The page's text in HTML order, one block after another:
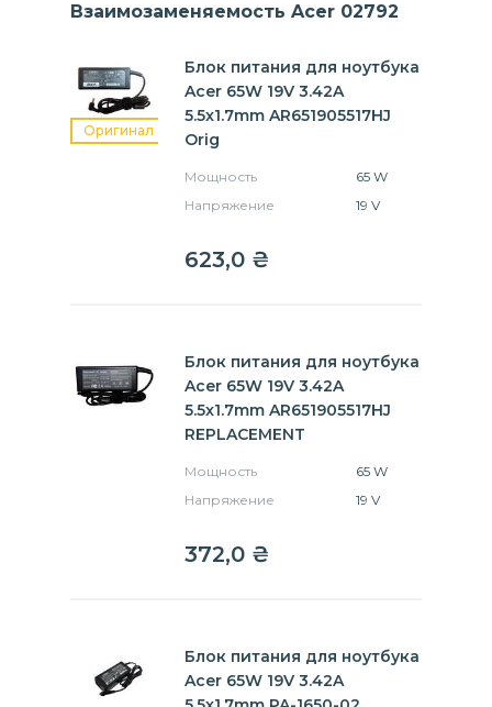
Взаимозаменяемость Acer 02792
Оригинал
Блок питания для ноутбука
Acer 65W 19V 3.42A
5.5x1.7mm AR651905517HJ
Orig
Мощность
65 W
Напряжение
19 V
623,0 ₴
Блок питания для ноутбука
Acer 65W 19V 3.42A
5.5x1.7mm AR651905517HJ
REPLACEMENT
Мощность
65 W
Напряжение
19 V
372,0 ₴
Блок питания для ноутбука
Acer 65W 19V 3.42A